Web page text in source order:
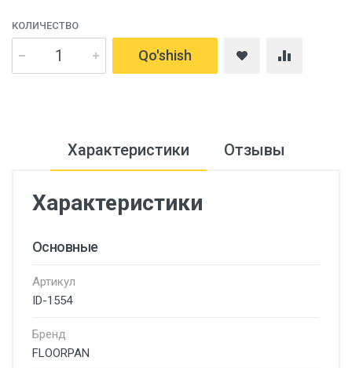
КОЛИЧЕСТВО
Qo'shish
Характеристики Отзывы
Характеристики
Основные
Артикул
ID-1554
Бренд
FLOORPAN